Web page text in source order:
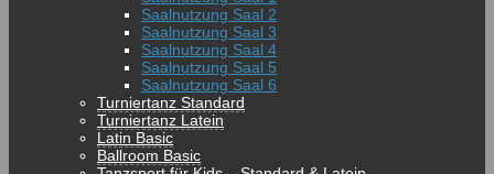
Saalnutzung Saal 2
Saalnutzung Saal 3
Saalnutzung Saal 4
Saalnutzung Saal 5
Saalnutzung Saal 6
Turniertanz Standard
Turniertanz Latein
Latin Basic
Ballroom Basic